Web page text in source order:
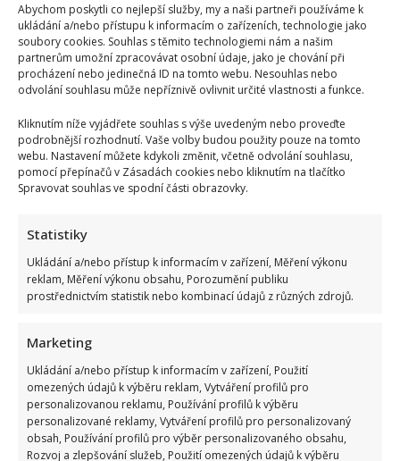
Abychom poskytli co nejlepší služby, my a naši partneři používáme k
ukládání a/nebo přístupu k informacím o zařízeních, technologie jako
soubory cookies. Souhlas s těmito technologiemi nám a našim
partnerům umožní zpracovávat osobní údaje, jako je chování při
procházení nebo jedinečná ID na tomto webu. Nesouhlas nebo
odvolání souhlasu může nepříznivě ovlivnit určité vlastnosti a funkce.
Kliknutím níže vyjádřete souhlas s výše uvedeným nebo proveďte
podrobnější rozhodnutí. Vaše volby budou použity pouze na tomto
webu. Nastavení můžete kdykoli změnit, včetně odvolání souhlasu,
pomocí přepínačů v Zásadách cookies nebo kliknutím na tlačítko
Spravovat souhlas ve spodní části obrazovky.
Statistiky
Ukládání a/nebo přístup k informacím v zařízení, Měření výkonu
reklam, Měření výkonu obsahu, Porozumění publiku
prostřednictvím statistik nebo kombinací údajů z různých zdrojů.
Marketing
Ukládání a/nebo přístup k informacím v zařízení, Použití
omezených údajů k výběru reklam, Vytváření profilů pro
personalizovanou reklamu, Používání profilů k výběru
personalizované reklamy, Vytváření profilů pro personalizovaný
obsah, Používání profilů pro výběr personalizovaného obsahu,
Rozvoj a zlepšování služeb, Použití omezených údajů k výběru
Leoš Mareš odhalil, kolik stojí synovo studium na Floridě:
Jde o více než milion ročně